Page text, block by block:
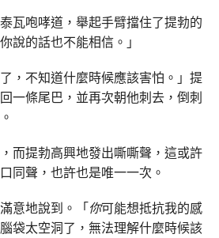
瓦咆哮道，舉起手臂擋住了提勃的
說的話也不能相信。」
，不知道什麼時候應該害怕。」提
一條尾巴，並再次朝他刺去，倒刺
而提勃高興地發出嘶嘶聲，這或許
同聲，也許也是唯一一次。
意地說到。「你可能想抵抗我的感
袋太空洞了，無法理解什麼時候該